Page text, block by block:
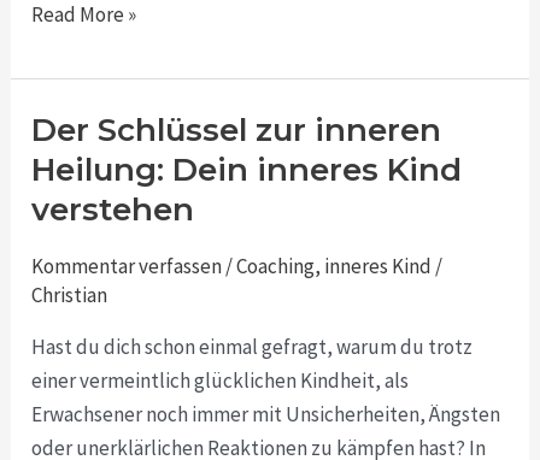
Read More »
Der Schlüssel zur inneren
Heilung: Dein inneres Kind
verstehen
Kommentar verfassen/Coaching, inneres Kind /
Christian
Hast du dich schon einmal gefragt, warum du trotz
einer vermeintlich glücklichen Kindheit, als
Erwachsener noch immer mit Unsicherheiten, Ängsten
oder unerklärlichen Reaktionen zu kämpfen hast? In
Der
Schlüssel
inneren
Heilung:
Dein
Kind
verstehen